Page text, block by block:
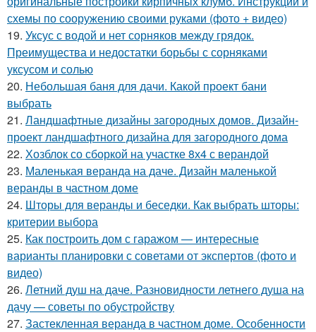
схемы по сооружению своими руками (фото + видео)
19. Уксус с водой и нет сорняков между грядок.
Преимущества и недостатки борьбы с сорняками
уксусом и солью
20. Небольшая баня для дачи. Какой проект бани
выбрать
21. Ландшафтные дизайны загородных домов. Дизайн-
проект ландшафтного дизайна для загородного дома
22. Хозблок со сборкой на участке 8х4 с верандой
23. Маленькая веранда на даче. Дизайн маленькой
веранды в частном доме
24. Шторы для веранды и беседки. Как выбрать шторы:
критерии выбора
25. Как построить дом с гаражом — интересные
варианты планировки с советами от экспертов (фото и
видео)
26. Летний душ на даче. Разновидности летнего душа на
дачу — советы по обустройству
27. Застекленная веранда в частном доме. Особенности